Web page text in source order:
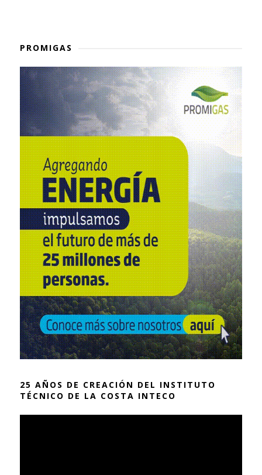
PROMIGAS
25 AÑOS DE CREACIÓN DEL INSTITUTO
TÉCNICO DE LA COSTA INTECO